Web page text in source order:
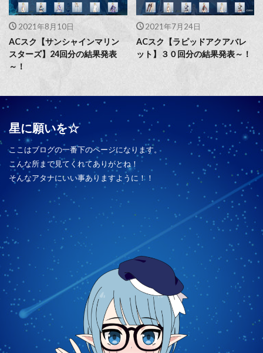
2021年8月10日
ACスク【サンシャインマリン
スターズ】24回分の結果発表
～！
2021年7月24日
ACスク【ラピッドアクアバレ
ット】３０回分の結果発表～！
星に願いを☆
ここはブログの一番下のページになります。
こんな所まで見てくれてありがとね！
そんなアタナにいい事ありますように！！